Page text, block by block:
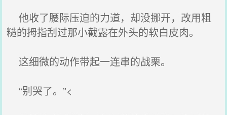
他收了腰际压迫的力道，却没挪开，改用粗
糙的拇指刮过那小截露在外头的软白皮肉。
这细微的动作带起一连串的战栗。
“别哭了。”<